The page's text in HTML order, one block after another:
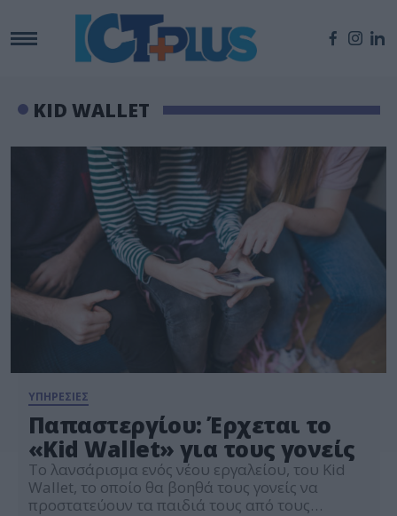
KID WALLET
ΥΠΗΡΕΣΙΕΣ
Παπαστεργίου: Έρχεται το
«Kid Wallet» για τους γονείς
Tο λανσάρισμα ενός νέου εργαλείου, του Kid
Wallet, το οποίο θα βοηθά τους γονείς να
προστατεύουν τα παιδιά τους από τους